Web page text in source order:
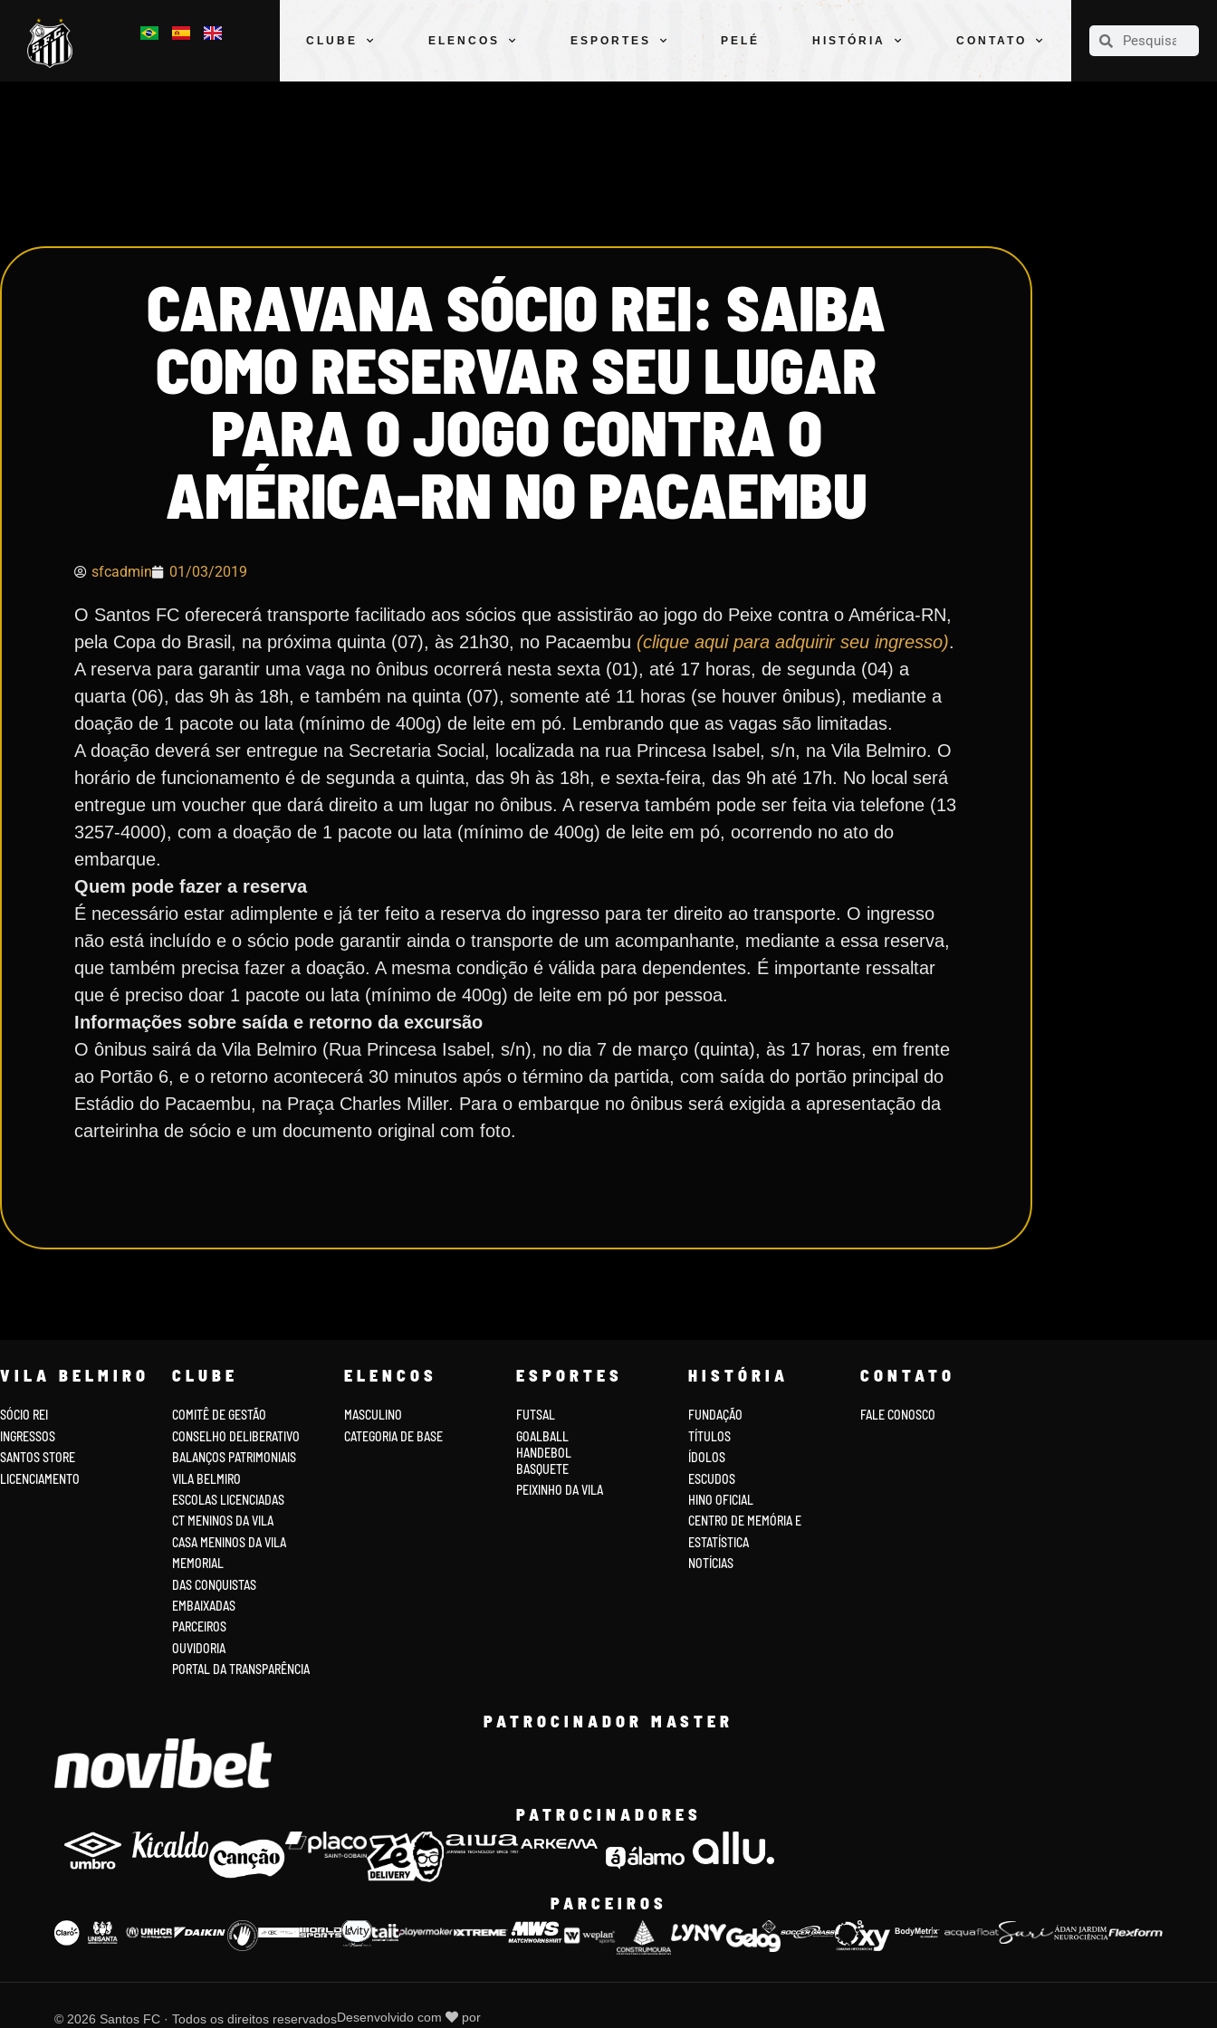
CLUBE ELENCOS ESPORTES PELÉ HISTÓRIA CONTATO
CLUBE
CARAVANA SÓCIO REI: SAIBA
COMO RESERVAR SEU LUGAR
PARA O JOGO CONTRA O
AMÉRICA-RN NO PACAEMBU
sfcadmin 01/03/2019
O Santos FC oferecerá transporte facilitado aos sócios que assistirão ao jogo do Peixe contra o América-RN,
pela Copa do Brasil, na próxima quinta (07), às 21h30, no Pacaembu (clique aqui para adquirir seu ingresso).
A reserva para garantir uma vaga no ônibus ocorrerá nesta sexta (01), até 17 horas, de segunda (04) a
quarta (06), das 9h às 18h, e também na quinta (07), somente até 11 horas (se houver ônibus), mediante a
doação de 1 pacote ou lata (mínimo de 400g) de leite em pó. Lembrando que as vagas são limitadas.
A doação deverá ser entregue na Secretaria Social, localizada na rua Princesa Isabel, s/n, na Vila Belmiro. O
horário de funcionamento é de segunda a quinta, das 9h às 18h, e sexta-feira, das 9h até 17h. No local será
entregue um voucher que dará direito a um lugar no ônibus. A reserva também pode ser feita via telefone (13
3257-4000), com a doação de 1 pacote ou lata (mínimo de 400g) de leite em pó, ocorrendo no ato do
embarque.
Quem pode fazer a reserva
É necessário estar adimplente e já ter feito a reserva do ingresso para ter direito ao transporte. O ingresso
não está incluído e o sócio pode garantir ainda o transporte de um acompanhante, mediante a essa reserva,
que também precisa fazer a doação. A mesma condição é válida para dependentes. É importante ressaltar
que é preciso doar 1 pacote ou lata (mínimo de 400g) de leite em pó por pessoa.
Informações sobre saída e retorno da excursão
O ônibus sairá da Vila Belmiro (Rua Princesa Isabel, s/n), no dia 7 de março (quinta), às 17 horas, em frente
ao Portão 6, e o retorno acontecerá 30 minutos após o término da partida, com saída do portão principal do
Estádio do Pacaembu, na Praça Charles Miller. Para o embarque no ônibus será exigida a apresentação da
carteirinha de sócio e um documento original com foto.
VILA BELMIRO
SÓCIO REI
INGRESSOS
SANTOS STORE
LICENCIAMENTO
CLUBE
COMITÊ DE GESTÃO
CONSELHO DELIBERATIVO
BALANÇOS PATRIMONIAIS
VILA BELMIRO
ESCOLAS LICENCIADAS
CT MENINOS DA VILA
CASA MENINOS DA VILA
MEMORIAL
DAS CONQUISTAS
EMBAIXADAS
PARCEIROS
OUVIDORIA
PORTAL DA TRANSPARÊNCIA
ELENCOS
MASCULINO
CATEGORIA DE BASE
ESPORTES
FUTSAL
GOALBALL
HANDEBOL
BASQUETE
PEIXINHO DA VILA
HISTÓRIA
FUNDAÇÃO
TÍTULOS
ÍDOLOS
ESCUDOS
HINO OFICIAL
CENTRO DE MEMÓRIA E
ESTATÍSTICA
NOTÍCIAS
CONTATO
FALE CONOSCO
PATROCINADOR MASTER
PATROCINADORES
PARCEIROS
© 2026 Santos FC · Todos os direitos reservadosDesenvolvido com por